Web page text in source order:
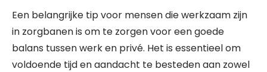
Een belangrijke tip voor mensen die werkzaam zijn
in zorgbanen is om te zorgen voor een goede
balans tussen werk en privé. Het is essentieel om
voldoende tijd en aandacht te besteden aan zowel